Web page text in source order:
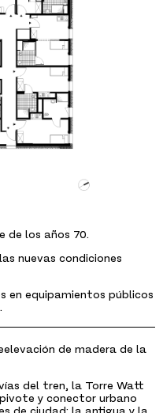
de los años 70.
nuevas condiciones
en equipamientos públicos
de madera de la
del tren, la Torre Watt
y conector urbano